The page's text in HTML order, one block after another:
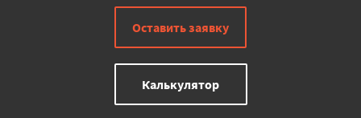
Оставить заявку
Калькулятор